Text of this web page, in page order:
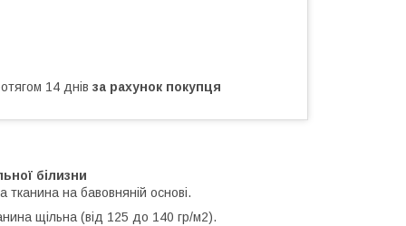
14 днів за рахунок покупця
білизни
на бавовняній основі.
щільна (від 125 до 140 гр/м2).